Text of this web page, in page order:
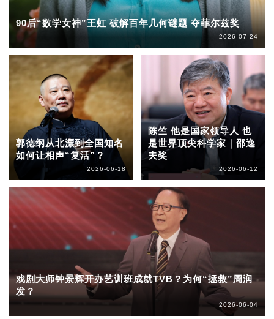
90后“数学女神”王虹 破解百年几何谜题 夺菲尔兹奖
2026-07-24
郭德纲从北漂到全国知名
如何让相声“复活”？
2026-06-18
陈竺 他是国家领导人 也
是世界顶尖科学家｜邵逸
夫奖
2026-06-12
戏剧大师钟景辉开办艺训班成就TVB？为何“拯救”周润
发？
2026-06-04